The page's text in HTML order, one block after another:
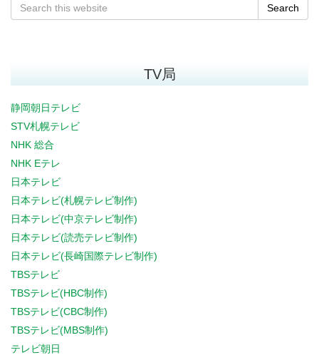
Search
TV局
静岡朝日テレビ
STV札幌テレビ
NHK 総合
NHK Eテレ
日本テレビ
日本テレビ(札幌テレビ制作)
日本テレビ(中京テレビ制作)
日本テレビ(読売テレビ制作)
日本テレビ(長崎国際テレビ制作)
TBSテレビ
TBSテレビ(HBC制作)
TBSテレビ(CBC制作)
TBSテレビ(MBS制作)
テレビ朝日